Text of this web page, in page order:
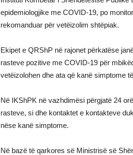
epidemiologjike me COVID-19, po
rekomanduar për vetëizolim shtëpiak.
Ekipet e QRShP në rajonet përkatëse
rasteve pozitive me COVID-19 për
vetëizolohen dhe ata që kanë simptome
Në IKShPK në vazhdimësi përgjatë 24
rasteve, si dhe kontaktet e kontakteve
nëse kanë simptome.
Në bazë të qarkores së Ministrisë së